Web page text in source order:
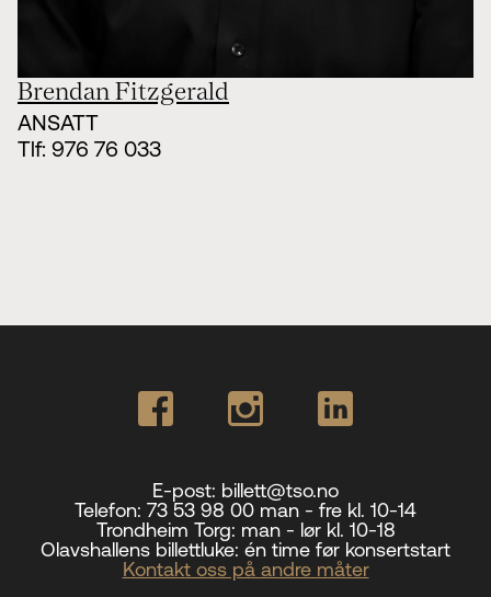
Brendan Fitzgerald
ANSATT
Tlf: 976 76 033
E-post: billett@tso.no
Telefon: 73 53 98 00 man - fre kl. 10-14
Trondheim Torg: man - lør kl. 10-18
Olavshallens billettluke: én time før konsertstart
Kontakt oss på andre måter